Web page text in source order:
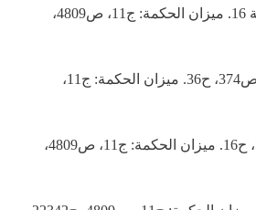
([16]) نهج البلاغة: الخطبة 16. ميزان الحكمة: ج11، ص4809،
([17]) بحار الأنوار: ج77، ص374، ح36. ميزان الحكمة: ج11،
([18]) الكافي: ج8، ص52، ح16. ميزان الحكمة: ج11، ص4809،